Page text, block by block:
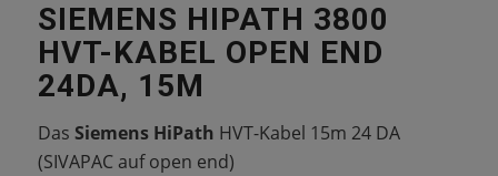
SIEMENS HIPATH 3800
HVT-KABEL OPEN END
24DA, 15M
Das Siemens HiPath HVT-Kabel 15m 24 DA
(SIVAPAC auf open end)